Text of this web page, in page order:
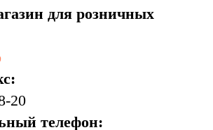
для розничных
20
телефон: